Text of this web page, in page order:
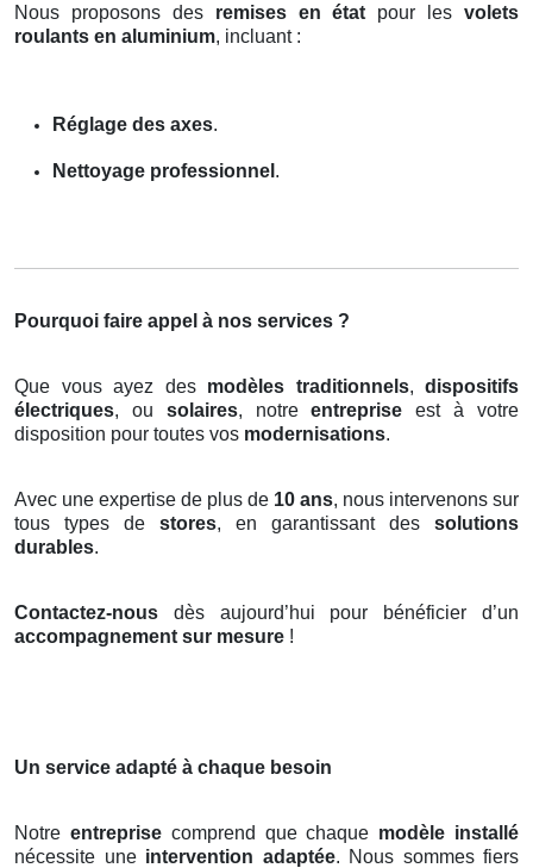
Nous proposons des remises en état pour les volets
roulants en aluminium, incluant :
Réglage des axes.
Nettoyage professionnel .
Pourquoi faire appel à nos services ?
Que vous ayez des modèles traditionnels, dispositifs
électriques, ou solaires, notreentreprise est à votre
disposition pour toutes vos modernisations.
Avec une expertise de plus de 10 ans, nous intervenons sur
tous types de stores, en garantissant des solutions
durables.
Contactez-nous dès aujourd’hui pour bénéficier d’un
accompagnement sur mesure !
Un service adapté à chaque besoin
Notre entreprisecomprend que chaque modèle installé
nécessite une intervention adaptée. Nous sommes fiers